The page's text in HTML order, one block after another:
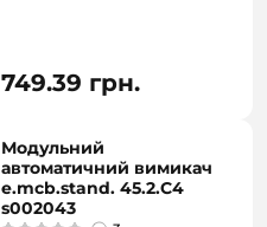
749.39 грн.
Модульний
автоматичний вимикач
e.mcb.stand. 45.2.C4
s002043